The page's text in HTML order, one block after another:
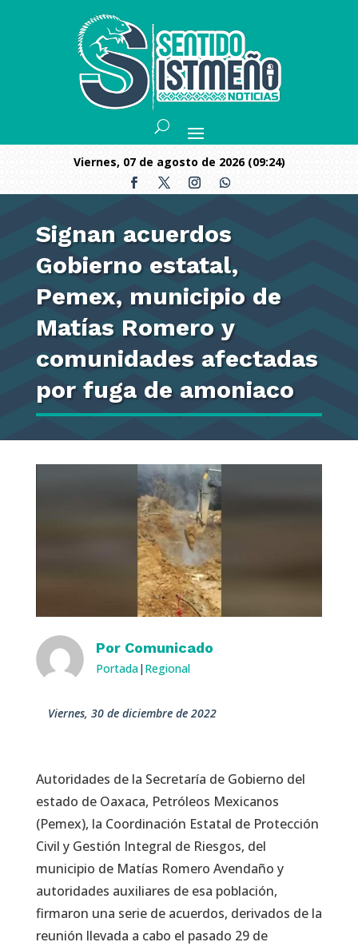
viernes, 07 de agosto de 2026 (09:24)
Signan acuerdos
Gobierno estatal,
Pemex, municipio de
Matías Romero y
comunidades afectadas
por fuga de amoniaco
Por Comunicado
Portada| Regional
viernes, 30 de diciembre de 2022
Autoridades de la Secretaría de Gobierno del
estado de Oaxaca, Petróleos Mexicanos
(Pemex), la Coordinación Estatal de Protección
Civil y Gestión Integral de Riesgos, del
municipio de Matías Romero Avendaño y
autoridades auxiliares de esa población,
firmaron una serie de acuerdos, derivados de la
reunión llevada a cabo el pasado 29 de